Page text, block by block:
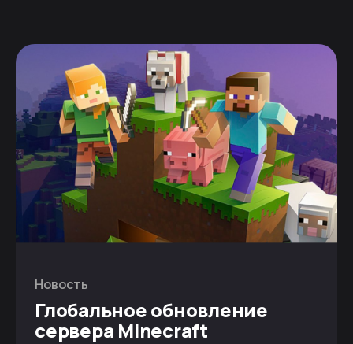
Новость
Глобальное обновление
сервера Minecraft